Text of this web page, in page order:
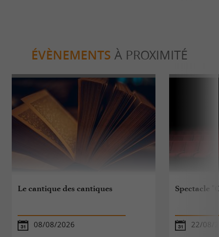
ÉVÈNEMENTS À PROXIMITÉ
Le cantique des cantiques
08/08/2026
Spectacle
22/08/